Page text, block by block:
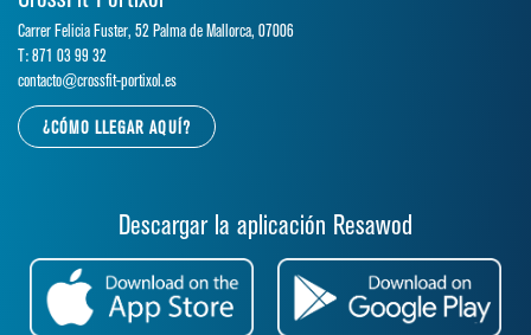
Carrer Felicia Fuster, 52 Palma de Mallorca, 07006
T: 871 03 99 32
contacto@crossfit-portixol.es
¿CÓMO LLEGAR AQUÍ?
Descargar la aplicación Resawod